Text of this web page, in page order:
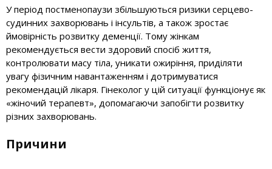
У період постменопаузи збільшуються ризики серцево-
судинних захворювань і інсультів, а також зростає
ймовірність розвитку деменції. Тому жінкам
рекомендується вести здоровий спосіб життя,
контролювати масу тіла, уникати ожиріння, приділяти
увагу фізичним навантаженням і дотримуватися
рекомендацій лікаря. Гінеколог у цій ситуації функціонує як
«жіночий терапевт», допомагаючи запобігти розвитку
різних захворювань.
Причини